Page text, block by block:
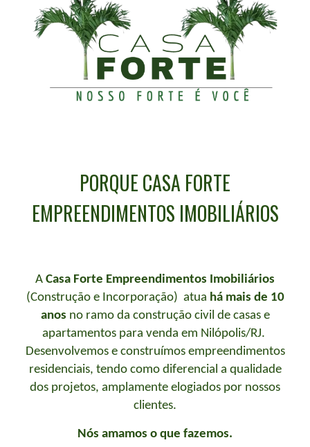
PORQUE CASA FORTE
EMPREENDIMENTOS IMOBILIÁRIOS
A Casa Forte Empreendimentos Imobiliários
(Construção e Incorporação) atua há mais de 10
anos no ramo da construção civil de casas e
apartamentos para venda em Nilópolis/RJ.
Desenvolvemos e construímos empreendimentos
residenciais, tendo como diferencial a qualidade
dos projetos, amplamente elogiados por nossos
clientes.
Nós amamos o que fazemos.